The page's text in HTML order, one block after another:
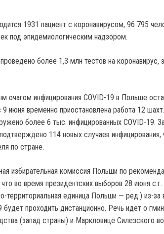
1931 пациент с коронавирусом, 96 795
под эпидемиологическим надзором.
более 1,3 млн тестов на коронавирус,
очагом инфицирования COVID-19 в Польше
9 июня временно приостановлена ​​работа 12
более 6 тыс. инфицированных COVID-19.
114 новых случаев инфицирования,
по стране.
избирательная комиссия Польши по
во время президентских выборов 28 июня с.г.
территориальная единица Польши — ред.) из-за
проходить дистанционно. Речь идет о
(запад страны) и Маркловице Силезского